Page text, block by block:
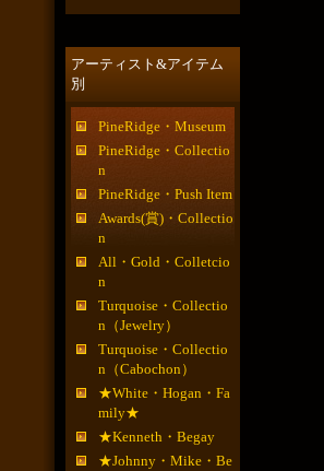
アーティスト&アイテム
別
PineRidge・Museum
PineRidge・Collectio
n
PineRidge・Push Item
Awards(賞)・Collectio
n
All・Gold・Colletcio
n
Turquoise・Collectio
n（Jewelry）
Turquoise・Collectio
n（Cabochon）
★White・Hogan・Fa
mily★
★Kenneth・Begay
★Johnny・Mike・Be